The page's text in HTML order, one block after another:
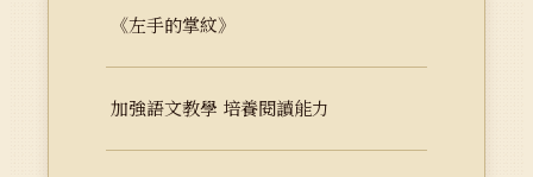
《左手的掌紋》
加強語文教學 培養閱讀能力